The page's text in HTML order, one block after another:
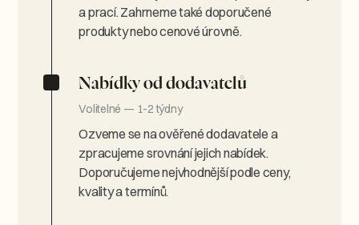
a prací. Zahrneme také doporučené
produkty nebo cenové úrovně.
Nabídky od dodavatelů
Volitelné — 1-2 týdny
Ozveme se na ověřené dodavatele a
zpracujeme srovnání jejich nabídek.
Doporučujeme nejvhodnější podle ceny,
kvality a termínů.